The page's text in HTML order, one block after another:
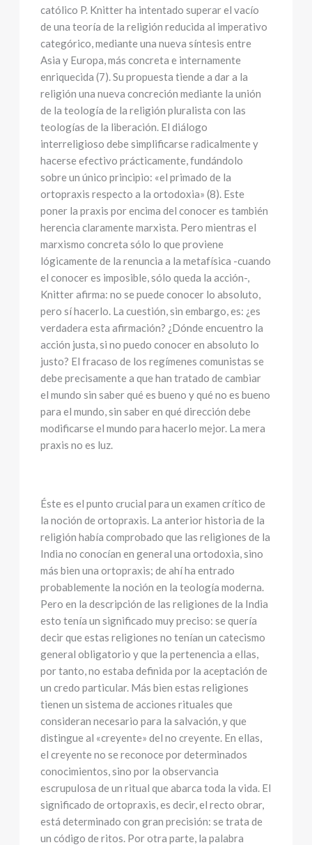
católico P. Knitter ha intentado superar el vacío
de una teoría de la religión reducida al imperativo
categórico, mediante una nueva síntesis entre
Asia y Europa, más concreta e internamente
enriquecida (7). Su propuesta tiende a dar a la
religión una nueva concreción mediante la unión
de la teología de la religión pluralista con las
teologías de la liberación. El diálogo
interreligioso debe simplificarse radicalmente y
hacerse efectivo prácticamente, fundándolo
sobre un único principio: «el primado de la
ortopraxis respecto a la ortodoxia» (8). Este
poner la praxis por encima del conocer es también
herencia claramente marxista. Pero mientras el
marxismo concreta sólo lo que proviene
lógicamente de la renuncia a la metafísica -cuando
el conocer es imposible, sólo queda la acción-,
Knitter afirma: no se puede conocer lo absoluto,
pero sí hacerlo. La cuestión, sin embargo, es: ¿es
verdadera esta afirmación? ¿Dónde encuentro la
acción justa, si no puedo conocer en absoluto lo
justo? El fracaso de los regímenes comunistas se
debe precisamente a que han tratado de cambiar
el mundo sin saber qué es bueno y qué no es bueno
para el mundo, sin saber en qué dirección debe
modificarse el mundo para hacerlo mejor. La mera
praxis no es luz.
Éste es el punto crucial para un examen crítico de
la noción de ortopraxis. La anterior historia de la
religión había comprobado que las religiones de la
India no conocían en general una ortodoxia, sino
más bien una ortopraxis; de ahí ha entrado
probablemente la noción en la teología moderna.
Pero en la descripción de las religiones de la India
esto tenía un significado muy preciso: se quería
decir que estas religiones no tenían un catecismo
general obligatorio y que la pertenencia a ellas,
por tanto, no estaba definida por la aceptación de
un credo particular. Más bien estas religiones
tienen un sistema de acciones rituales que
consideran necesario para la salvación, y que
distingue al «creyente» del no creyente. En ellas,
el creyente no se reconoce por determinados
conocimientos, sino por la observancia
escrupulosa de un ritual que abarca toda la vida. El
significado de ortopraxis, es decir, el recto obrar,
está determinado con gran precisión: se trata de
un código de ritos. Por otra parte, la palabra